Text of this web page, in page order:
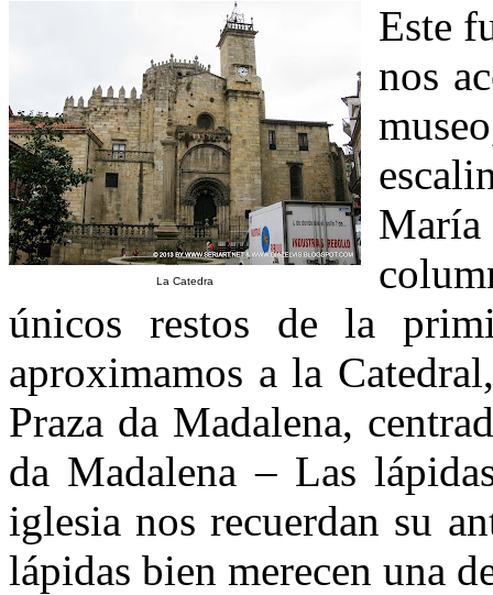
La Catedra
Este
nos
María
únicos restos de la
aproximamos a la
Praza da Madalena,
da Madalena – Las
iglesia nos recuerdan su
lápidas bien merecen una